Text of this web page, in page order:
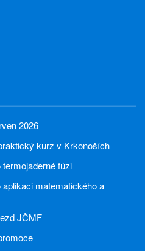
2026
kurz v Krkonoších
fúzi
matematického a
JČMF